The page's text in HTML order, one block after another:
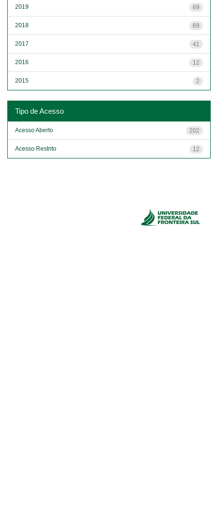
69
2019
69
2018
41
2017
12
2016
2
2015
Tipo de Acesso
202
Acesso Aberto
12
Acesso Restrito